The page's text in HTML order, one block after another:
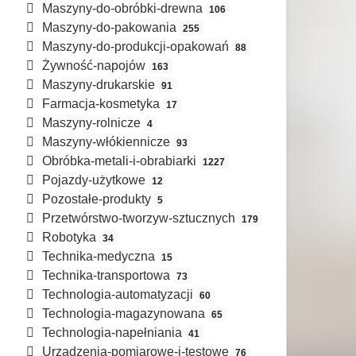
Maszyny-do-obróbki-drewna 106
Maszyny-do-pakowania 255
Maszyny-do-produkcji-opakowań 88
Żywność-napojów 163
Maszyny-drukarskie 91
Farmacja-kosmetyka 17
Maszyny-rolnicze 4
Maszyny-włókiennicze 93
Obróbka-metali-i-obrabiarki 1227
Pojazdy-użytkowe 12
Pozostałe-produkty 5
Przetwórstwo-tworzyw-sztucznych 179
Robotyka 34
Technika-medyczna 15
Technika-transportowa 73
Technologia-automatyzacji 60
Technologia-magazynowana 65
Technologia-napełniania 41
Urządzenia-pomiarowe-i-testowe 76